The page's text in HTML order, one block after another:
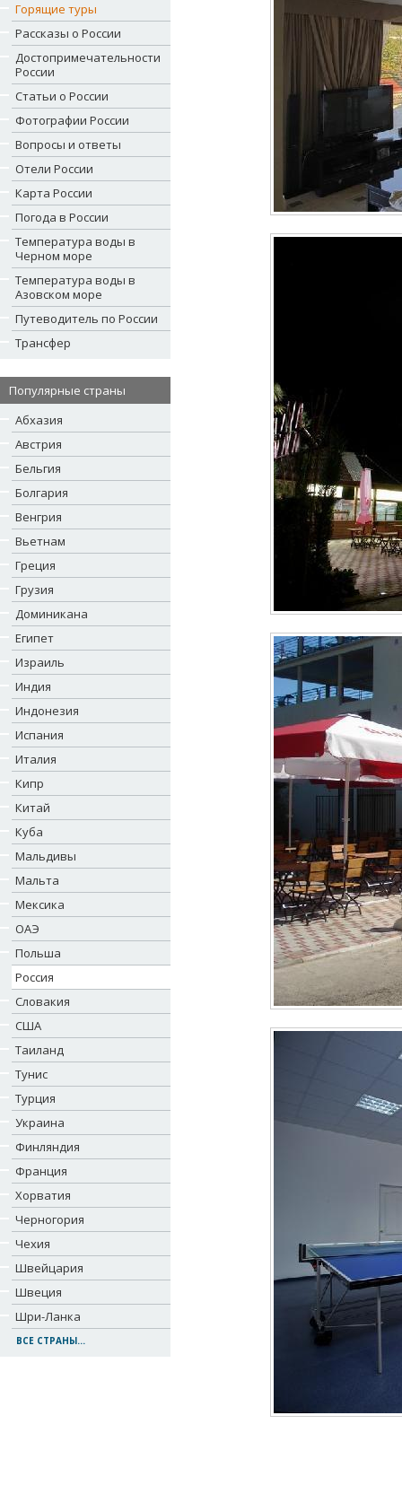
Горящие туры
Рассказы о России
Достопримечательности
России
Статьи о России
Фотографии России
Вопросы и ответы
Отели России
Карта России
Погода в России
Температура воды в
Черном море
Температура воды в
Азовском море
Путеводитель по России
Трансфер
Популярные страны
Абхазия
Австрия
Бельгия
Болгария
Венгрия
Вьетнам
Греция
Грузия
Доминикана
Египет
Израиль
Индия
Индонезия
Испания
Италия
Кипр
Китай
Куба
Мальдивы
Мальта
Мексика
ОАЭ
Польша
Россия
Словакия
США
Таиланд
Тунис
Турция
Украина
Финляндия
Франция
Хорватия
Черногория
Чехия
Швейцария
Швеция
Шри-Ланка
ВСЕ СТРАНЫ...